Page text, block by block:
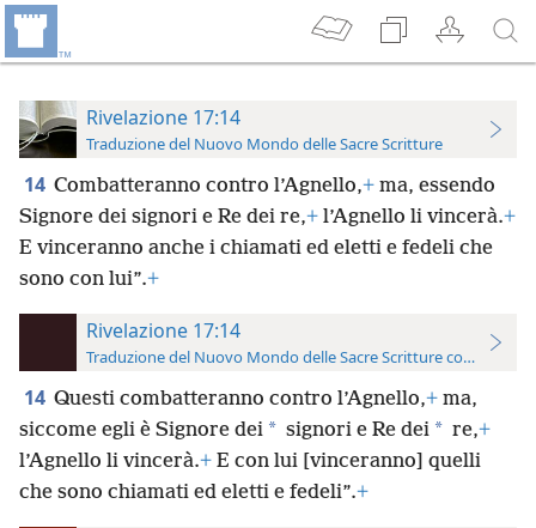
Rivelazione 17:14
Traduzione del Nuovo Mondo delle Sacre Scritture
14 Combatteranno contro l’Agnello,+ ma, essendo
Signore dei signori e Re dei re,+ l’Agnello li vincerà.+
E vinceranno anche i chiamati ed eletti e fedeli che
sono con lui”.+
Rivelazione 17:14
Traduzione del Nuovo Mondo delle Sacre Scritture con
14 Questi combatteranno contro l’Agnello,+ ma,
siccome egli è Signore dei * signori e Re dei * re,+
l’Agnello li vincerà.+ E con lui [vinceranno] quelli
che sono chiamati ed eletti e fedeli”.+